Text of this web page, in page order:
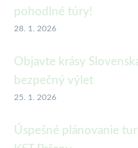
pohodlné túry!
28. 1. 2026
Objavte krásy
bezpečný výlet
25. 1. 2026
Úspešné plánovanie